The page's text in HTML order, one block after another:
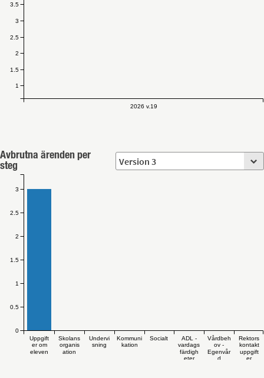
2026 v.19
1
1.5
2
2.5
3
3.5
Avbrutna ärenden per
steg
Uppgift
er om
eleven
Skolans
organis
ation
Undervi
sning
Kommuni
kation
Socialt
ADL -
vardags
färdigh
eter
Vårdbeh
ov -
Egenvår
d
Rektors
kontakt
uppgift
er
0
0.5
1
1.5
2
2.5
3